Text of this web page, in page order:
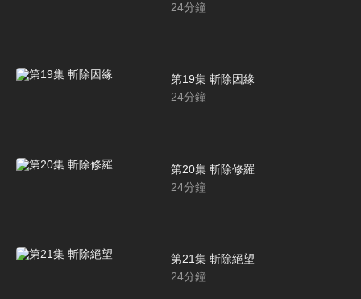
24分鐘
第19集 斬除因緣
24分鐘
第20集 斬除修羅
24分鐘
第21集 斬除絕望
24分鐘